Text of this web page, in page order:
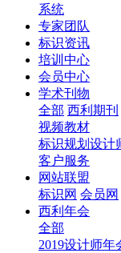
系统
专家团队
标识资讯
培训中心
会员中心
学术刊物
全部 西利期刊
视频教材
标识规划设计
客户服务
网站联盟
标识网 会员网
西利年会
全部
2019设计师年